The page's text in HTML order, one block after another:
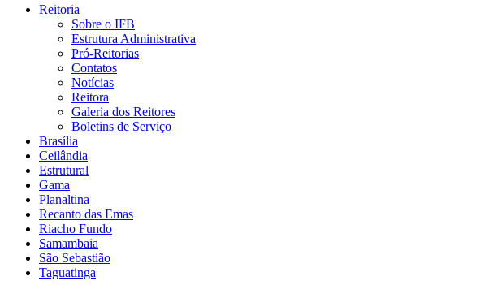
Reitoria
Sobre o IFB
Estrutura Administrativa
Pró-Reitorias
Contatos
Notícias
Reitora
Galeria dos Reitores
Boletins de Serviço
Brasília
Ceilândia
Estrutural
Gama
Planaltina
Recanto das Emas
Riacho Fundo
Samambaia
São Sebastião
Taguatinga